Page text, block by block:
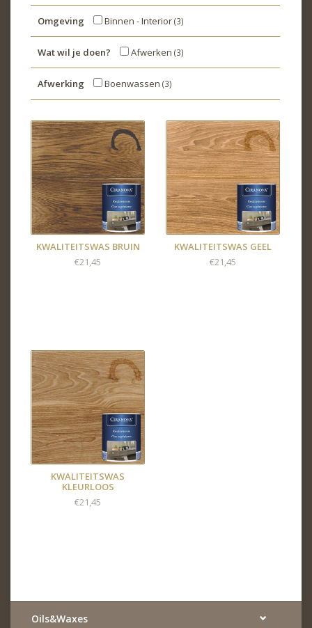
Omgeving Binnen - Interior(3)
Wat wil je doen? Afwerken (3)
Afwerking Boenwassen (3)
KWALITEITSWAS BRUIN
€21,45
KWALITEITSWAS GEEL
€21,45
KWALITEITSWAS
KLEURLOOS
€21,45
Oils&Waxes